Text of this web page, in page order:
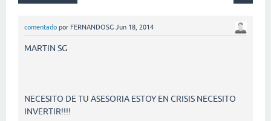
comentado por FERNANDOSG Jun 18, 2014
MARTIN SG
NECESITO DE TU ASESORIA ESTOY EN CRISIS NECESITO
INVERTIR!!!!